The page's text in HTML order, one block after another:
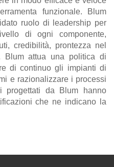
funzionale. Blum
ruolo di leadership per
di ogni componente,
credibilità, prontezza nel
Blum attua una politica di
di continuo gli impianti di
e razionalizzare i processi
progettati da Blum hanno
che ne indicano la